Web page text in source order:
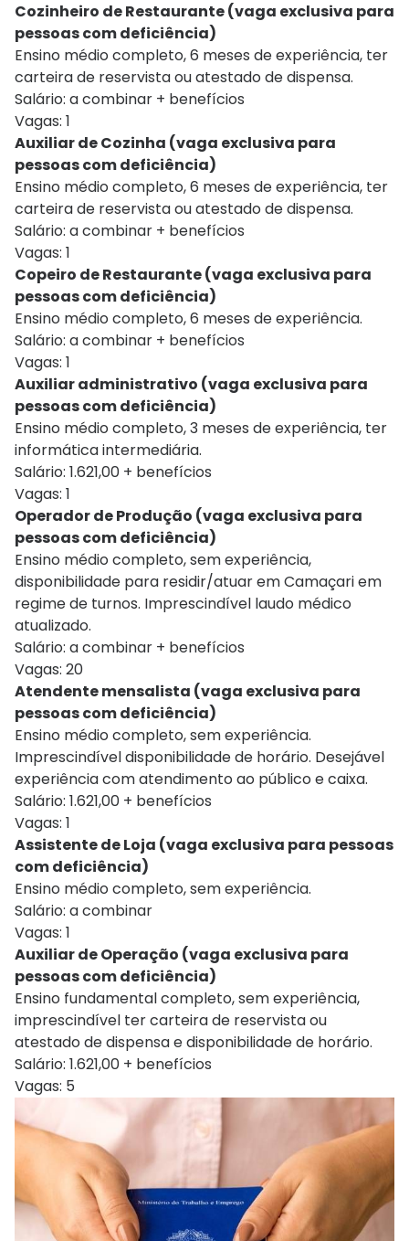
Cozinheiro de Restaurante (vaga exclusiva para
pessoas com deficiência)
Ensino médio completo, 6 meses de experiência, ter
carteira de reservista ou atestado de dispensa.
Salário: a combinar + benefícios
Vagas: 1
Auxiliar de Cozinha (vaga exclusiva para
pessoas com deficiência)
Ensino médio completo, 6 meses de experiência, ter
carteira de reservista ou atestado de dispensa.
Salário: a combinar + benefícios
Vagas: 1
Copeiro de Restaurante (vaga exclusiva para
pessoas com deficiência)
Ensino médio completo, 6 meses de experiência.
Salário: a combinar + benefícios
Vagas: 1
Auxiliar administrativo (vaga exclusiva para
pessoas com deficiência)
Ensino médio completo, 3 meses de experiência, ter
informática intermediária.
Salário: 1.621,00 + benefícios
Vagas: 1
Operador de Produção (vaga exclusiva para
pessoas com deficiência)
Ensino médio completo, sem experiência,
disponibilidade para residir/atuar em Camaçari em
regime de turnos. Imprescindível laudo médico
atualizado.
Salário: a combinar + benefícios
Vagas: 20
Atendente mensalista (vaga exclusiva para
pessoas com deficiência)
Ensino médio completo, sem experiência.
Imprescindível disponibilidade de horário. Desejável
experiência com atendimento ao público e caixa.
Salário: 1.621,00 + benefícios
Vagas: 1
Assistente de Loja (vaga exclusiva para pessoas
com deficiência)
Ensino médio completo, sem experiência.
Salário: a combinar
Vagas: 1
Auxiliar de Operação (vaga exclusiva para
pessoas com deficiência)
Ensino fundamental completo, sem experiência,
imprescindível ter carteira de reservista ou
atestado de dispensa e disponibilidade de horário.
Salário: 1.621,00 + benefícios
Vagas: 5